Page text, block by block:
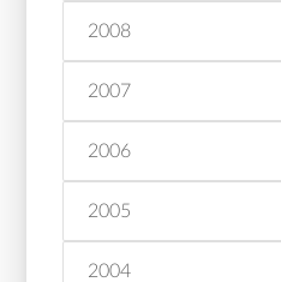
2008
2007
2006
2005
2004